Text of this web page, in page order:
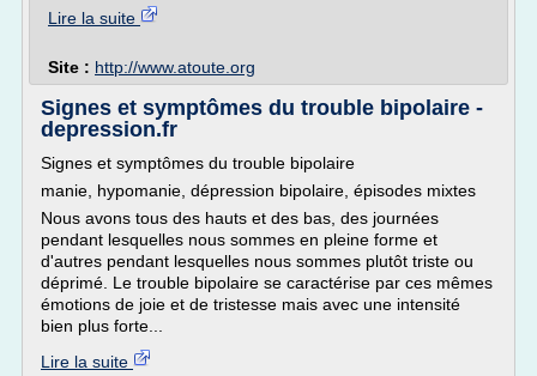
Lire la suite
Site : http://www.atoute.org
Signes et symptômes du trouble bipolaire -
depression.fr
Signes et symptômes du trouble bipolaire
manie, hypomanie, dépression bipolaire, épisodes mixtes
Nous avons tous des hauts et des bas, des journées
pendant lesquelles nous sommes en pleine forme et
d'autres pendant lesquelles nous sommes plutôt triste ou
déprimé. Le trouble bipolaire se caractérise par ces mêmes
émotions de joie et de tristesse mais avec une intensité
bien plus forte...
Lire la suite